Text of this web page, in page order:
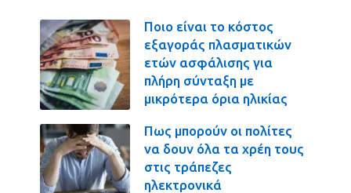
Ποιο είναι το κόστος
εξαγοράς πλασματικών
ετών ασφάλισης για
πλήρη σύνταξη με
μικρότερα όρια ηλικίας
Πως μπορούν οι πολίτες
να δουν όλα τα χρέη τους
στις τράπεζες
ηλεκτρονικά